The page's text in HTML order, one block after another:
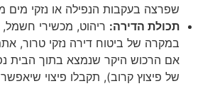
שפרצה בעקבות הנפילה או נזקי מים
תכולת הדירה: ריהוט, מכשירי
במקרה של ביטוח דירה נזקי טרור,
אם הרכוש היקר שנמצא בתוך הבית
של פיצוץ קרוב), תקבלו פיצוי